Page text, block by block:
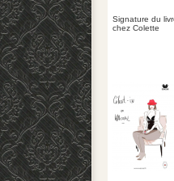
Signature du
chez Colette